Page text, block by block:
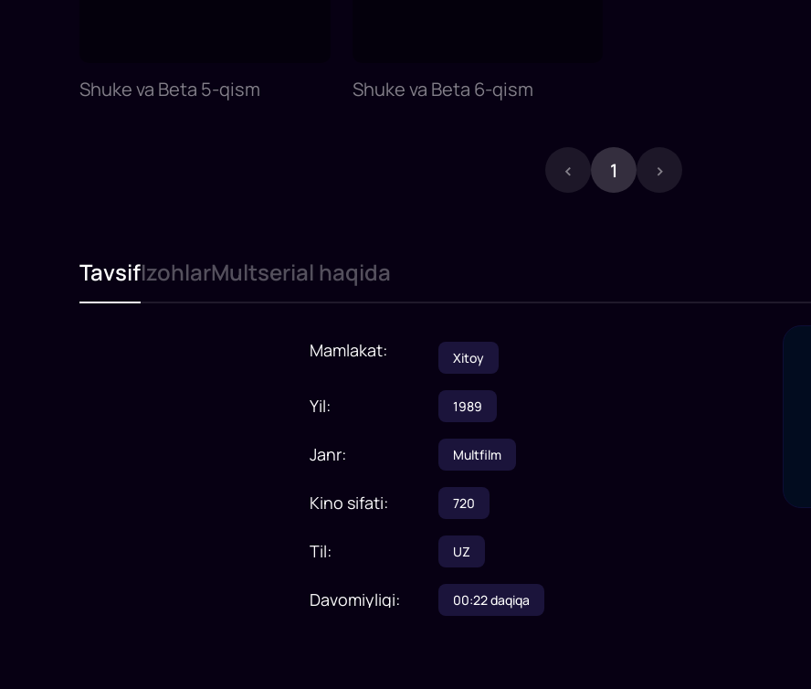
Shuke va Beta 5-qism Shuke va Beta 6-qism
‹ 1 ›
TavsifIzohlarMultserial haqida
Mamlakat: Xitoy
Yil: 1989
Janr: Multfilm
Kino sifati: 720
Til: UZ
Davomiyligi: 00:22daqiqa